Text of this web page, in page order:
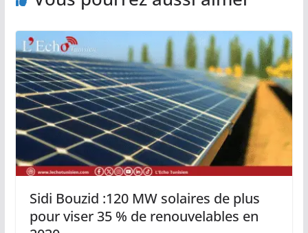
Sidi Bouzid :120 MW solaires de plus
pour viser 35 % de renouvelables en